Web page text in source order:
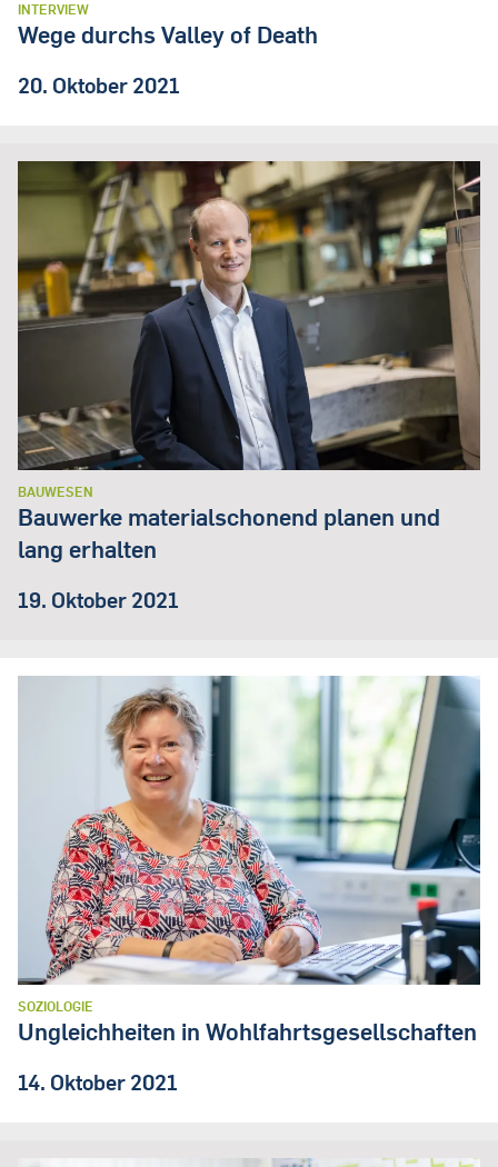
INTERVIEW
Wege durchs Valley of Death
20. Oktober 2021
BAUWESEN
Bauwerke materialschonend planen und
lang erhalten
19. Oktober 2021
SOZIOLOGIE
Ungleichheiten in Wohlfahrtsgesellschaften
14. Oktober 2021